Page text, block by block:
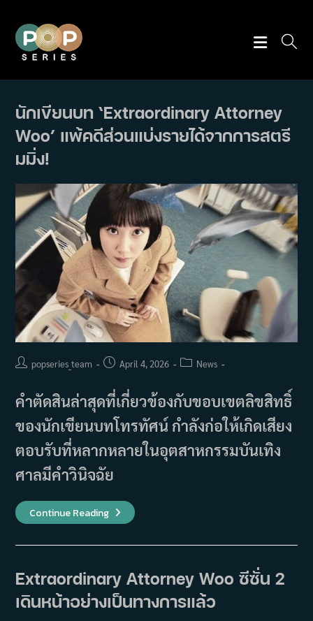
content
นักเขียนบท ‘Extraordinary Attorney
Woo’ แพ้คดีส่วนแบ่งรายได้จากการสตรี
มมิ่ง!
Postpopseries_team
PostApril 4, 2026
PostNews
คำตัดสินล่าสุดที่เกี่ยวข้องกับขอบเขตลิขสิทธิ์
ของนักเขียนบทโทรทัศน์ กำลังก่อให้เกิดเสียง
ตอบรับที่หลากหลายในอุตสาหกรรมบันเทิง
ศาลมีคำวินิจฉัย
Continue Readingนัก
เขียน
คดี
ส่วน
แบ่ง
ราย
Extraordinary Attorney Woo ซีซั่น 2
เดินหน้าอย่างเป็นทางการแล้ว